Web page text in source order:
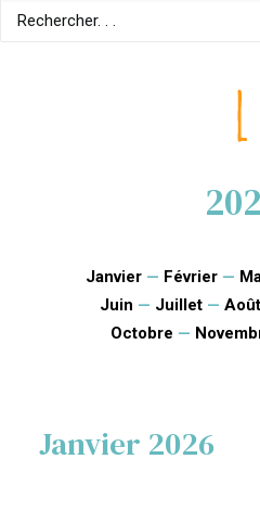
Janvier — Février —
Juin — Juillet — Août
Octobre —
Janvier 2026